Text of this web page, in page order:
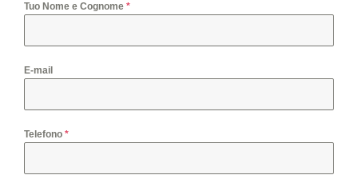
Tuo Nome e Cognome *
E-mail
Telefono *